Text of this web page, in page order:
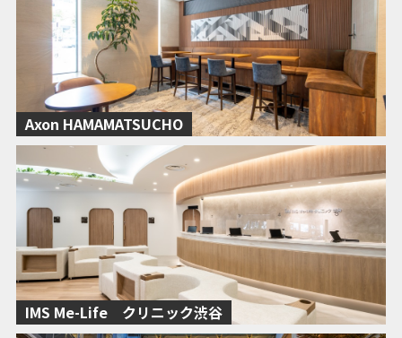
Axon HAMAMATSUCHO
IMS Me-Life クリニック渋谷